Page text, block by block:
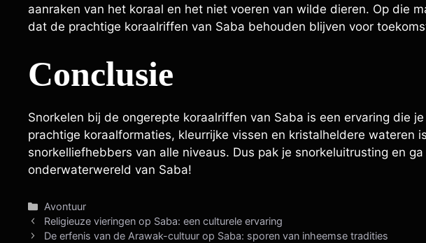
aanraken van het koraal en het niet voeren van wilde dieren. Op die
dat de prachtige koraalriffen van Saba behouden blijven voor
Conclusie
Snorkelen bij de ongerepte koraalriffen van Saba is een ervaring die
prachtige koraalformaties, kleurrijke vissen en kristalheldere wateren
snorkelliefhebbers van alle niveaus. Dus pak je snorkeluitrusting en
onderwaterwereld van Saba!
Categorieën
Avontuur
Religieuze vieringen op Saba: een culturele ervaring
De erfenis van de Arawak-cultuur op Saba: sporen van inheemse tradities